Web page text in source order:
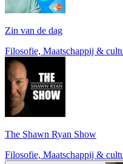
Zin van de dag
Filosofie, Maatschappij &
The Shawn Ryan Show
Filosofie, Maatschappij &